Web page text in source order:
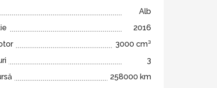
Alb
2016
3000 cm³
3
258000 km